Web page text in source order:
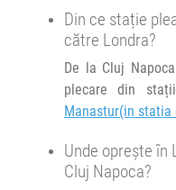
05:00 Londra
Durată:
Din ce stație
către Londra?
De la Cluj
plecare din
Manastur(in statia
Unde oprește în
Cluj Napoca?